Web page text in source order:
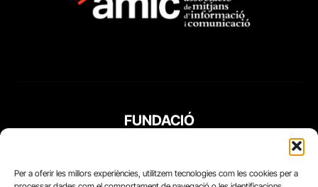
Per a oferir les millors experiències, utilitzem tecnologies com les cookies per a
FUNDACIÓ